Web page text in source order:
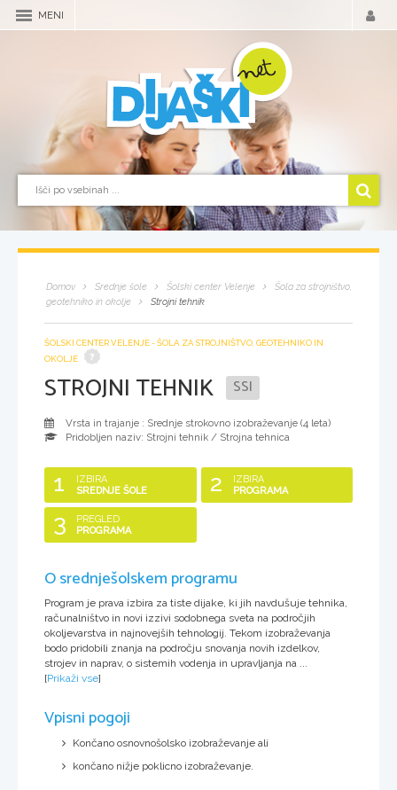
MENI
Domov Srednje šole Šolski center Velenje
Šola za strojništvo,
geotehniko in okolje
Strojni tehnik
ŠOLSKI CENTER VELENJE - ŠOLA ZA STROJNIŠTVO, GEOTEHNIKO IN
OKOLJE
STROJNI TEHNIK SSI
Vrsta in trajanje : Srednje strokovno izobraževanje (4 leta)
Pridobljen naziv: Strojni tehnik / Strojna tehnica
1
IZBIRA
SREDNJE ŠOLE
2
IZBIRA
PROGRAMA
3
PREGLED
PROGRAMA
O srednješolskem programu
Program je prava izbira za tiste dijake, ki jih navdušuje tehnika,
računalništvo in novi izzivi sodobnega sveta na področjih
okoljevarstva in najnovejših tehnologij. Tekom izobraževanja
bodo pridobili znanja na področju snovanja novih izdelkov,
strojev in naprav, o sistemih vodenja in upravljanja na ...
[Prikaži vse]
Vpisni pogoji
Končano osnovnošolsko izobraževanje ali
končano nižje poklicno izobraževanje.